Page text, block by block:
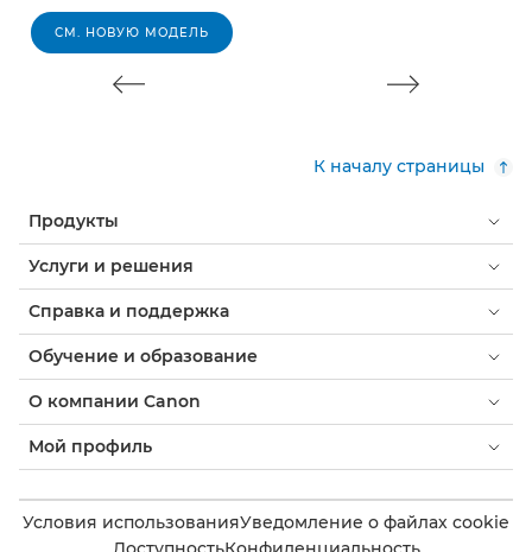
СМ. НОВУЮ МОДЕЛЬ
К началу страницы
Продукты
Услуги и решения
Справка и поддержка
Обучение и образование
О компании Canon
Мой профиль
Условия использованияУведомление о файлах cookie